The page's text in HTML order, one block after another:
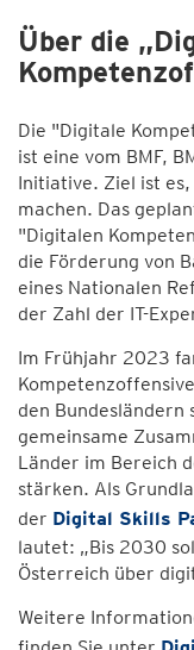
Über die
Die "Digitale
ist eine vom BMF,
Initiative. Ziel ist
machen. Das
"Digitalen
die Förderung von
eines Nationalen
der Zahl der IT-
Im Frühjahr 2023
den
gemeinsame
Länder im Bereich
stärken. Als
der Digital Skills
lautet: „Bis 2030
Österreich über
Weitere